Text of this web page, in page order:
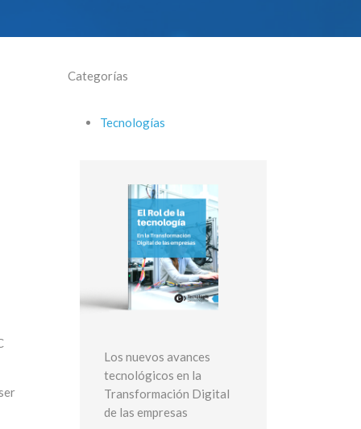
Categorías
Tecnologías
Los nuevos avances
tecnológicos en la
Transformación Digital
de las empresas